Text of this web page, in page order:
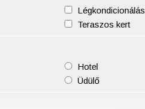
Légkondicionálás
Teraszos kert
Hotel
Üdülő
30